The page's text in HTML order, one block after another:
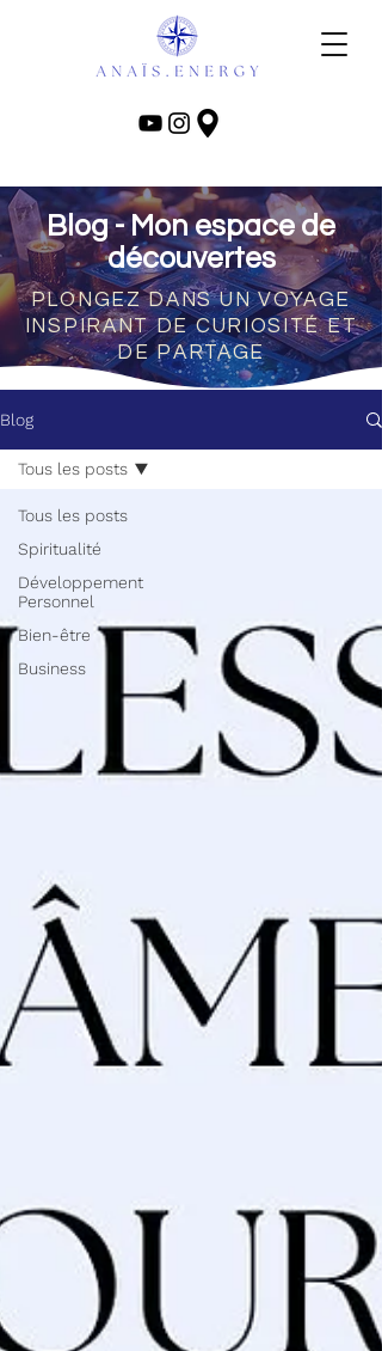
Blog - Mon espace de
découvertes
PLONGEZ DANS UN VOYAGE
INSPIRANT DE CURIOSITÉ ET
DE PARTAGE
Blog
Tous les posts
Spiritualité
Développement
Personnel
Bien-être
Business
Tous les posts